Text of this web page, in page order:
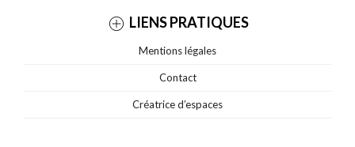
LIENS PRATIQUES
Mentions légales
Contact
Créatrice d’espaces